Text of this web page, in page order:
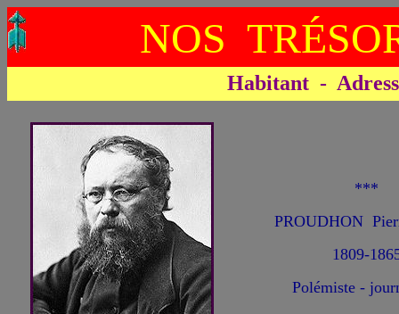
NOS
Habitant -
***
PROUDHON
1809-
Polémiste -